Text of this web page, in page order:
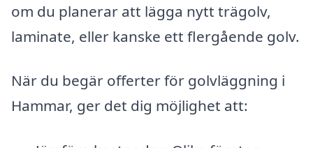
om du planerar att lägga nytt trägolv,
laminate, eller kanske ett flergående golv.
När du begär offerter för golvläggning i
Hammar, ger det dig möjlighet att: